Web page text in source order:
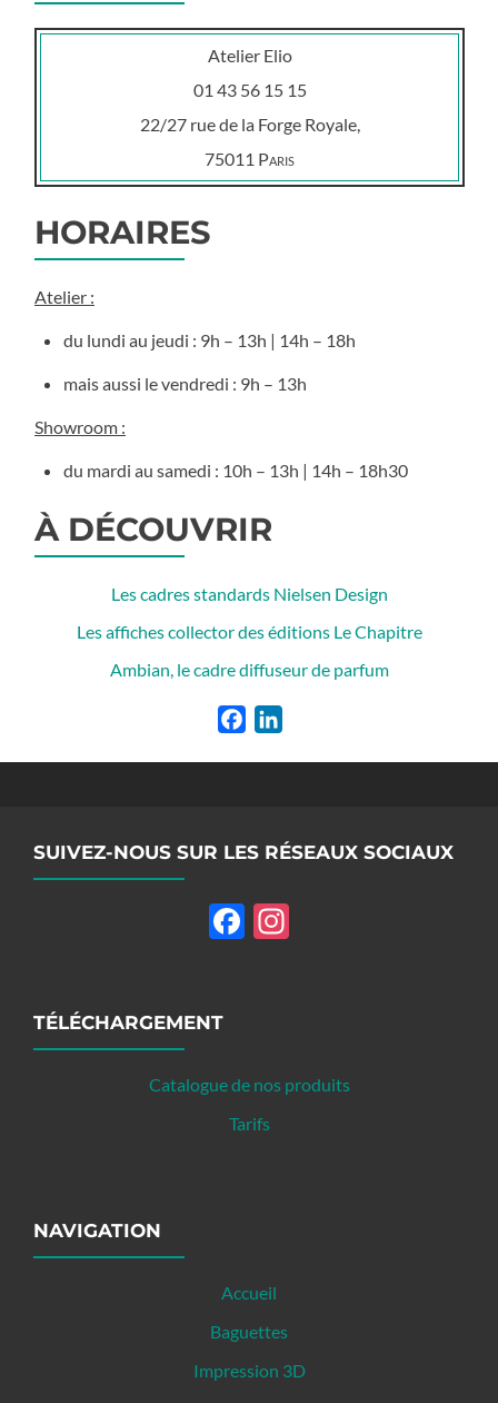
Atelier Elio
01 43 56 15 15
22/27 rue de la Forge Royale,
75011 Paris
HORAIRES
Atelier :
du lundi au jeudi : 9h – 13h | 14h – 18h
mais aussi le vendredi : 9h – 13h
Showroom :
du mardi au samedi : 10h – 13h | 14h – 18h30
À DÉCOUVRIR
Les cadres standards Nielsen Design
Les affiches collector des éditions Le Chapitre
Ambian, le cadre diffuseur de parfum
Facebook
SUIVEZ-NOUS SUR LES RÉSEAUX SOCIAUX
Facebook
TÉLÉCHARGEMENT
Catalogue de nos produits
Tarifs
NAVIGATION
Accueil
Baguettes
Impression 3D